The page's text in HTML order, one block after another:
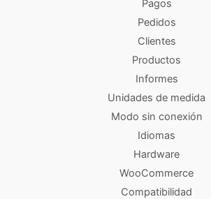
Pagos
Pedidos
Clientes
Productos
Informes
Unidades de medida
Modo sin conexión
Idiomas
Hardware
WooCommerce
Compatibilidad